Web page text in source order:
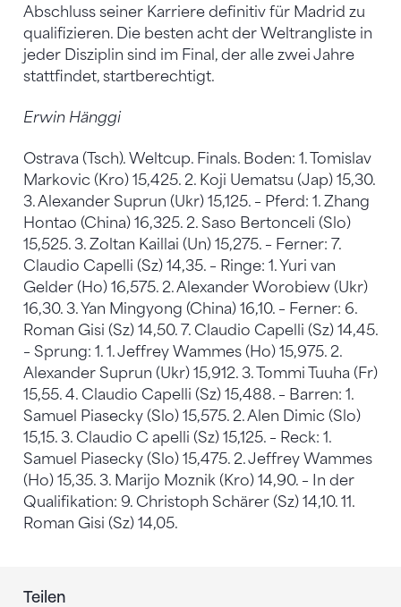
Abschluss seiner Karriere definitiv für Madrid zu
qualifizieren. Die besten acht der Weltrangliste in
jeder Disziplin sind im Final, der alle zwei Jahre
stattfindet, startberechtigt.
Erwin Hänggi
Ostrava (Tsch). Weltcup. Finals. Boden: 1. Tomislav
Markovic (Kro) 15,425. 2. Koji Uematsu (Jap) 15,30.
3. Alexander Suprun (Ukr) 15,125. – Pferd: 1. Zhang
Hontao (China) 16,325. 2. Saso Bertonceli (Slo)
15,525. 3. Zoltan Kaillai (Un) 15,275. – Ferner: 7.
Claudio Capelli (Sz) 14,35. – Ringe: 1. Yuri van
Gelder (Ho) 16,575. 2. Alexander Worobiew (Ukr)
16,30. 3. Yan Mingyong (China) 16,10. – Ferner: 6.
Roman Gisi (Sz) 14,50. 7. Claudio Capelli (Sz) 14,45.
– Sprung: 1. 1. Jeffrey Wammes (Ho) 15,975. 2.
Alexander Suprun (Ukr) 15,912. 3. Tommi Tuuha (Fr)
15,55. 4. Claudio Capelli (Sz) 15,488. – Barren: 1.
Samuel Piasecky (Slo) 15,575. 2. Alen Dimic (Slo)
15,15. 3. Claudio C apelli (Sz) 15,125. – Reck: 1.
Samuel Piasecky (Slo) 15,475. 2. Jeffrey Wammes
(Ho) 15,35. 3. Marijo Moznik (Kro) 14,90. – In der
Qualifikation: 9. Christoph Schärer (Sz) 14,10. 11.
Roman Gisi (Sz) 14,05.
Teilen